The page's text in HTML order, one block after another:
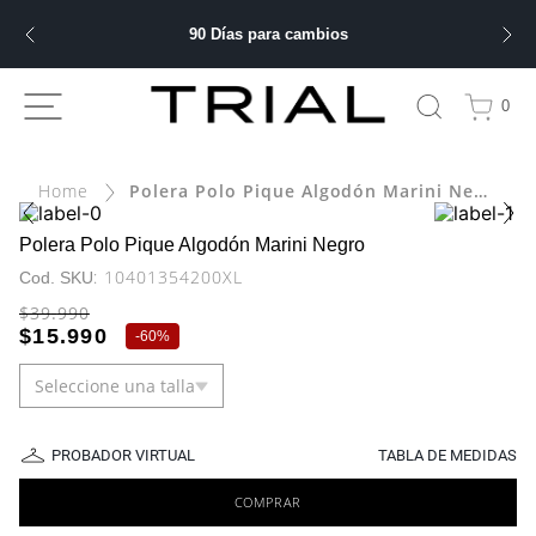
90 Días para cambios
0
Polera Polo Pique Algodón Marini Negro
Polera Polo Pique Algodón Marini Negro
: 10401354200XL
$39.990
$15.990 -60%
Seleccione una talla
PROBADOR VIRTUAL TABLA DE MEDIDAS
COMPRAR
BUSCADOS